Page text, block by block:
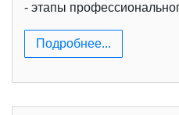
- этапы
Подробнее...